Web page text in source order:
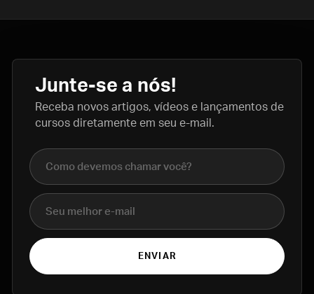
Junte-se a nós!
Receba novos artigos, vídeos e lançamentos de
cursos diretamente em seu e-mail.
Nome completo
E-mail
ENVIAR